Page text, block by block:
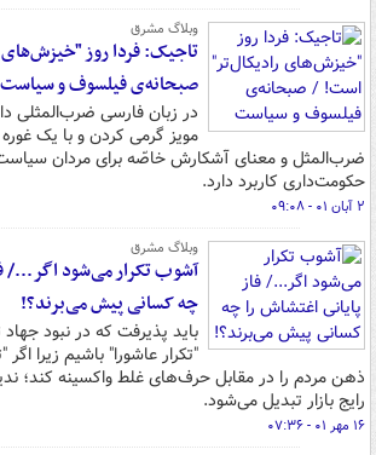
وبلاگ مشرق
تاجیک: فردا روز
صبحانه‌ی فیلسوف و سیاست
در زبان فارسی ضرب‌المثلی
مویز گرمی کردن و با یک
ضرب‌المثل و معنای آشکارش خاصّه برای مردان
حکومت‌داری کاربرد دارد.
۲ آبان ۰۱ - ۰۹:۰۸
وبلاگ مشرق
آشوب تکرار می‌شود اگر.../
چه کسانی پیش می‌برند؟!
باید پذیرفت که در نبود
"تکرار عاشورا" باشیم زیرا
ذهن مردم را در مقابل حرف‌های غلط واکسینه کند؛
رایج بازار تبدیل می‌شود.
۱۶ مهر ۰۱ - ۰۷:۳۶